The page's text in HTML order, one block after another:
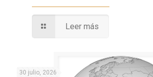
Leer más
30 julio, 2026